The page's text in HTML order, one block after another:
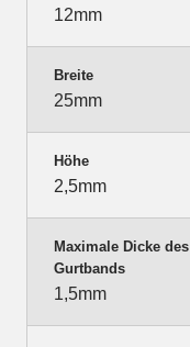
12mm
Breite
25mm
Höhe
2,5mm
Maximale Dicke des
Gurtbands
1,5mm